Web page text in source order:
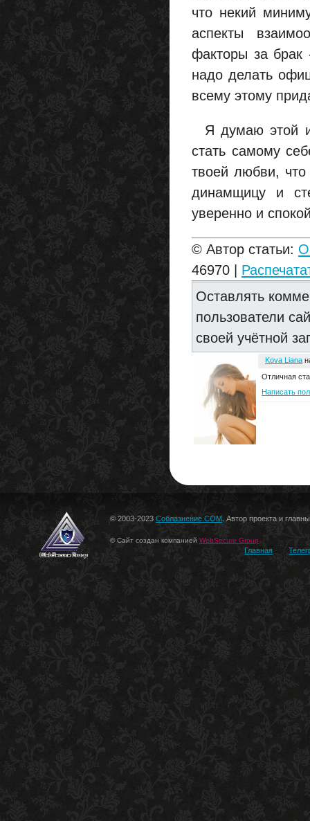
что некий
аспекты
факторы за брак
надо делать
всему этому
Я думаю этой
стать самому
твоей любви,
динамщицу и
уверенно и
© Автор статьи:
46970 |
Оставлять
пользователи
своей учётной
Kova Liana
Отличная
Написать
© 2003-2023 Соблазнение.COM . Автор проекта и
© Сайт создан компанией WebSecure Group
Главная